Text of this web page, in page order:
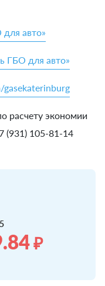
авто»
ГБО для авто»
расчету экономии
(931) 105-81-14
₽